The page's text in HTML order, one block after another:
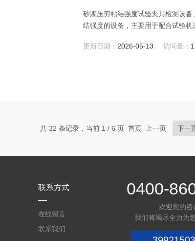
砂浆压剪粘结强度试验夹具检测设
结强度的设备，主要用于配合试验
用于建筑材料的检测和质量控制中
更新日期： 2026-05-13 访问量：
共 32 条记录，当前 1 / 6 页 首页 上一页 下一
联系方式
在线留言
联系我们
0400-
欢迎您的咨
我们将竭尽全力为